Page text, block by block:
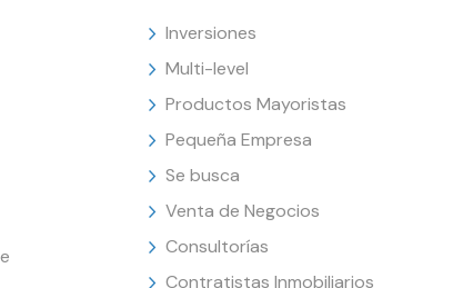
Inversiones
Multi-level
Productos Mayoristas
Pequeña Empresa
Se busca
Venta de Negocios
Consultorías
Contratistas Inmobiliarios